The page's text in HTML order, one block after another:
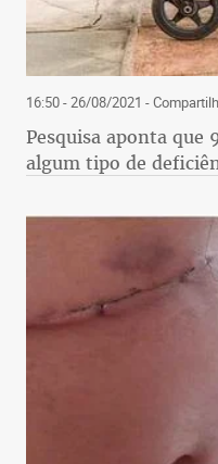
16:50 - 26/08/2021 -
Pesquisa aponta que
algum tipo de